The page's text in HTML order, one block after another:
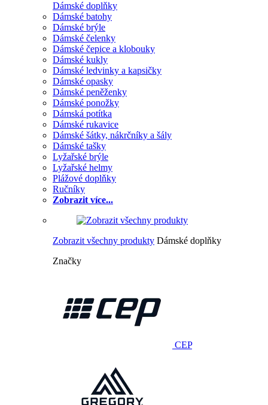
Dámské doplňky
Dámské batohy
Dámské brýle
Dámské čelenky
Dámské čepice a klobouky
Dámské kukly
Dámské ledvinky a kapsičky
Dámské opasky
Dámské peněženky
Dámské ponožky
Dámská potítka
Dámské rukavice
Dámské šátky, nákrčníky a šály
Dámské tašky
Lyžařské brýle
Lyžařské helmy
Plážové doplňky
Ručníky
Zobrazit více...
Zobrazit všechny produkty Dámské doplňky
Značky
CEP